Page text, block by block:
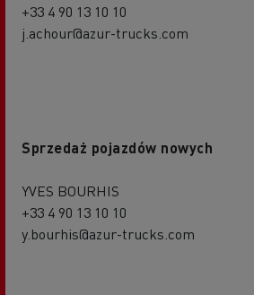
+33 4 90 13 10 10
j.achour@azur-trucks.com
Sprzedaż pojazdów nowych
YVES BOURHIS
+33 4 90 13 10 10
y.bourhis@azur-trucks.com